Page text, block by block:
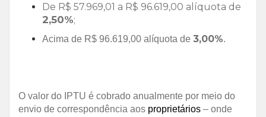
De R$ 57.969,01 a R$ 96.619,00 alíquota de
2,50%;
Acima de R$ 96.619,00 alíquota de 3,00%.
O valor do IPTU é cobrado anualmente por meio do
envio de correspondência aos proprietários – onde